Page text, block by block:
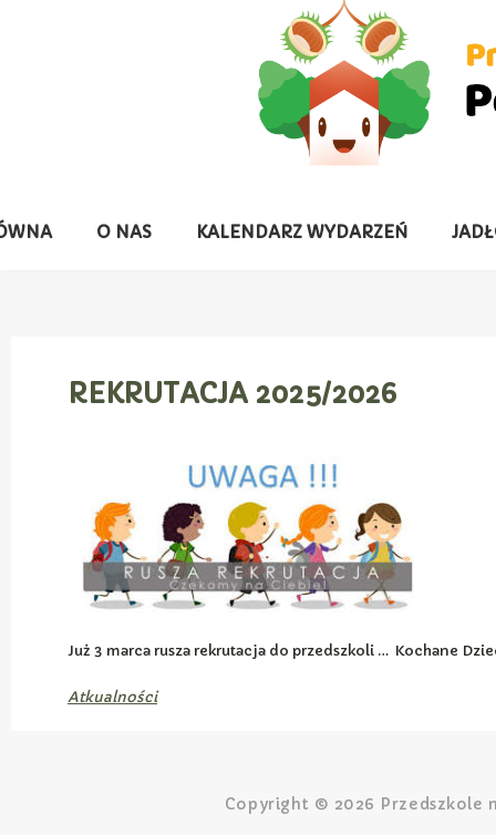
O NAS KALENDARZ WYDARZEŃ
REKRUTACJA 2025/2026
Już 3 marca rusza rekrutacja do przedszkoli … Kochane
Atkualności
Copyright © 2026 Przedszkole